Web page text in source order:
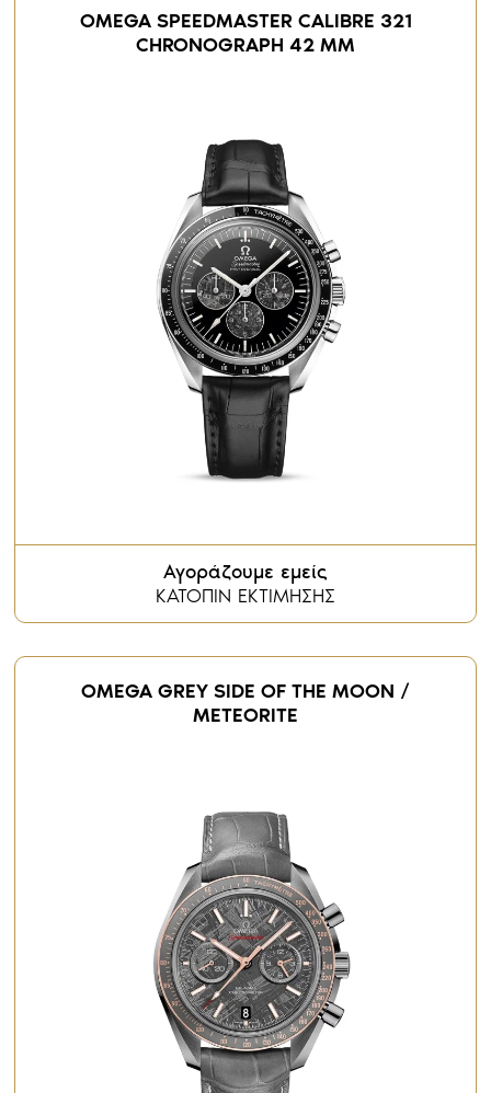
OMEGA SPEEDMASTER CALIBRE 321
CHRONOGRAPH 42 MM
Αγοράζουμε εμείς
ΚΑΤΟΠΙΝ ΕΚΤΙΜΗΣΗΣ
OMEGA GREY SIDE OF THE MOON /
METEORITE